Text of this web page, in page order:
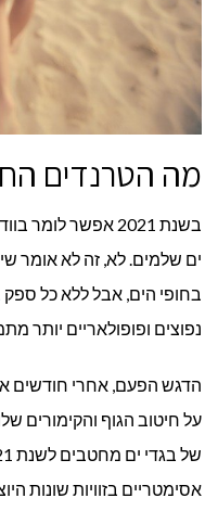
מה הטרנדים
בשנת 2021 אפשר
ים שלמים. לא, זה לא אומר
בחופי הים, אבל ללא כל ספק
נפוצים ופופולאריים יותר
הדגש הפעם, אחרי חודשים
על חיטוב הגוף והקימורים
אסימטריים בזוויות שונות